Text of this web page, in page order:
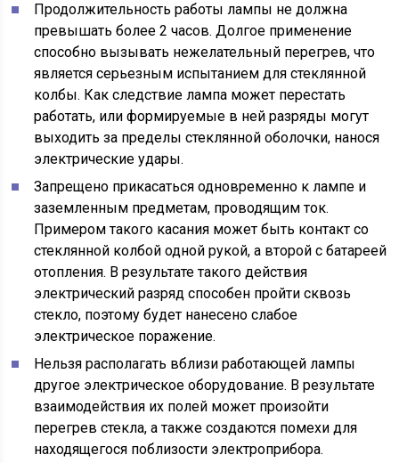
Продолжительность работы лампы не должна
превышать более 2 часов. Долгое применение
способно вызывать нежелательный перегрев, что
является серьезным испытанием для стеклянной
колбы. Как следствие лампа может перестать
работать, или формируемые в ней разряды могут
выходить за пределы стеклянной оболочки, нанося
электрические удары.
Запрещено прикасаться одновременно к лампе и
заземленным предметам, проводящим ток.
Примером такого касания может быть контакт со
стеклянной колбой одной рукой, а второй с батареей
отопления. В результате такого действия
электрический разряд способен пройти сквозь
стекло, поэтому будет нанесено слабое
электрическое поражение.
Нельзя располагать вблизи работающей лампы
другое электрическое оборудование. В результате
взаимодействия их полей может произойти
перегрев стекла, а также создаются помехи для
находящегося поблизости электроприбора.